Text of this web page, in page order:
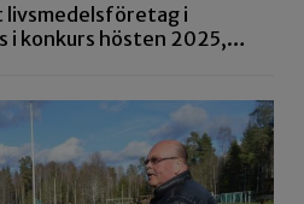
livsmedelsföretag i
i konkurs hösten 2025,…